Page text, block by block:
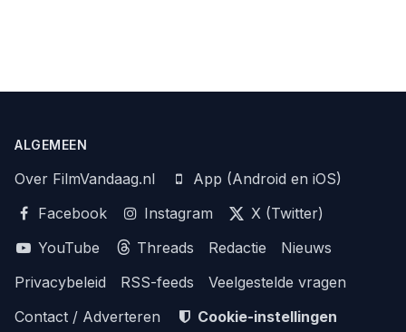
ALGEMEEN
Over FilmVandaag.nl
App (Android en iOS)
Facebook
Instagram
X (Twitter)
YouTube
Threads Redactie
Nieuws
Privacybeleid
RSS-feeds
Veelgestelde vragen
Contact / Adverteren
Cookie-instellingen